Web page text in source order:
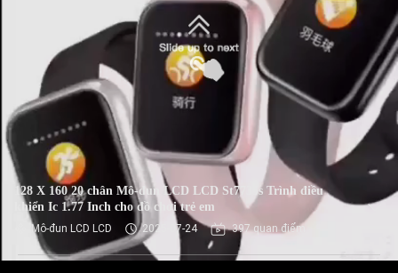
128 X 160 20 chân Mô-đun LCD LCD St7735s Trình điều
khiển Ic 1.77 Inch cho đồ chơi trẻ em
Mô-đun LCD LCD 2025-07-24 397 quan điểm